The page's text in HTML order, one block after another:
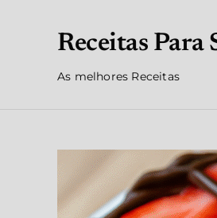
Receitas Para
As melhores Receitas